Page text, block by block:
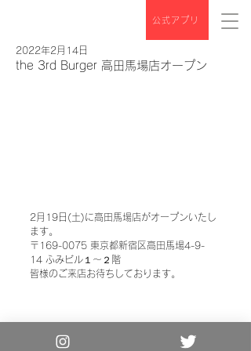
公式アプリ
the 3rd Burger 高田馬場店オープン
2022年2月14日
2月19日(土)に高田馬場店がオープンいたし
ます。
〒﻿﻿﻿169-0075﻿﻿ 東京都新宿区高田馬場4-9-
14 ﻿﻿ふみビル１～２階
皆様のご来店お待ちしております。